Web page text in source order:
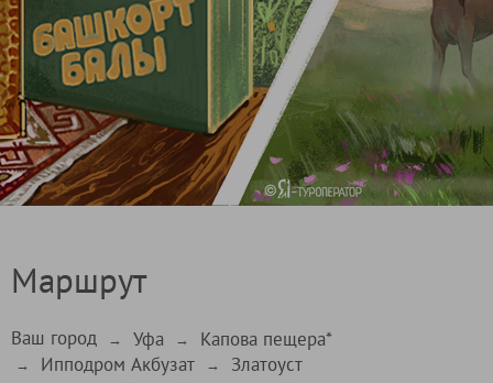
Маршрут
Ваш город → Уфа → Капова пещера*
→ Ипподром Акбузат → Златоуст